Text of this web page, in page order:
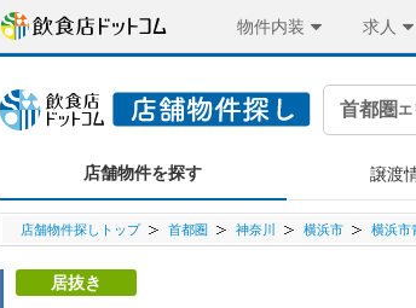
物件内装 求人
首都圏 エ
店舗物件を探す 譲渡
店舗物件探しトップ 首都圏 神奈川 横浜市 横浜市
居抜き